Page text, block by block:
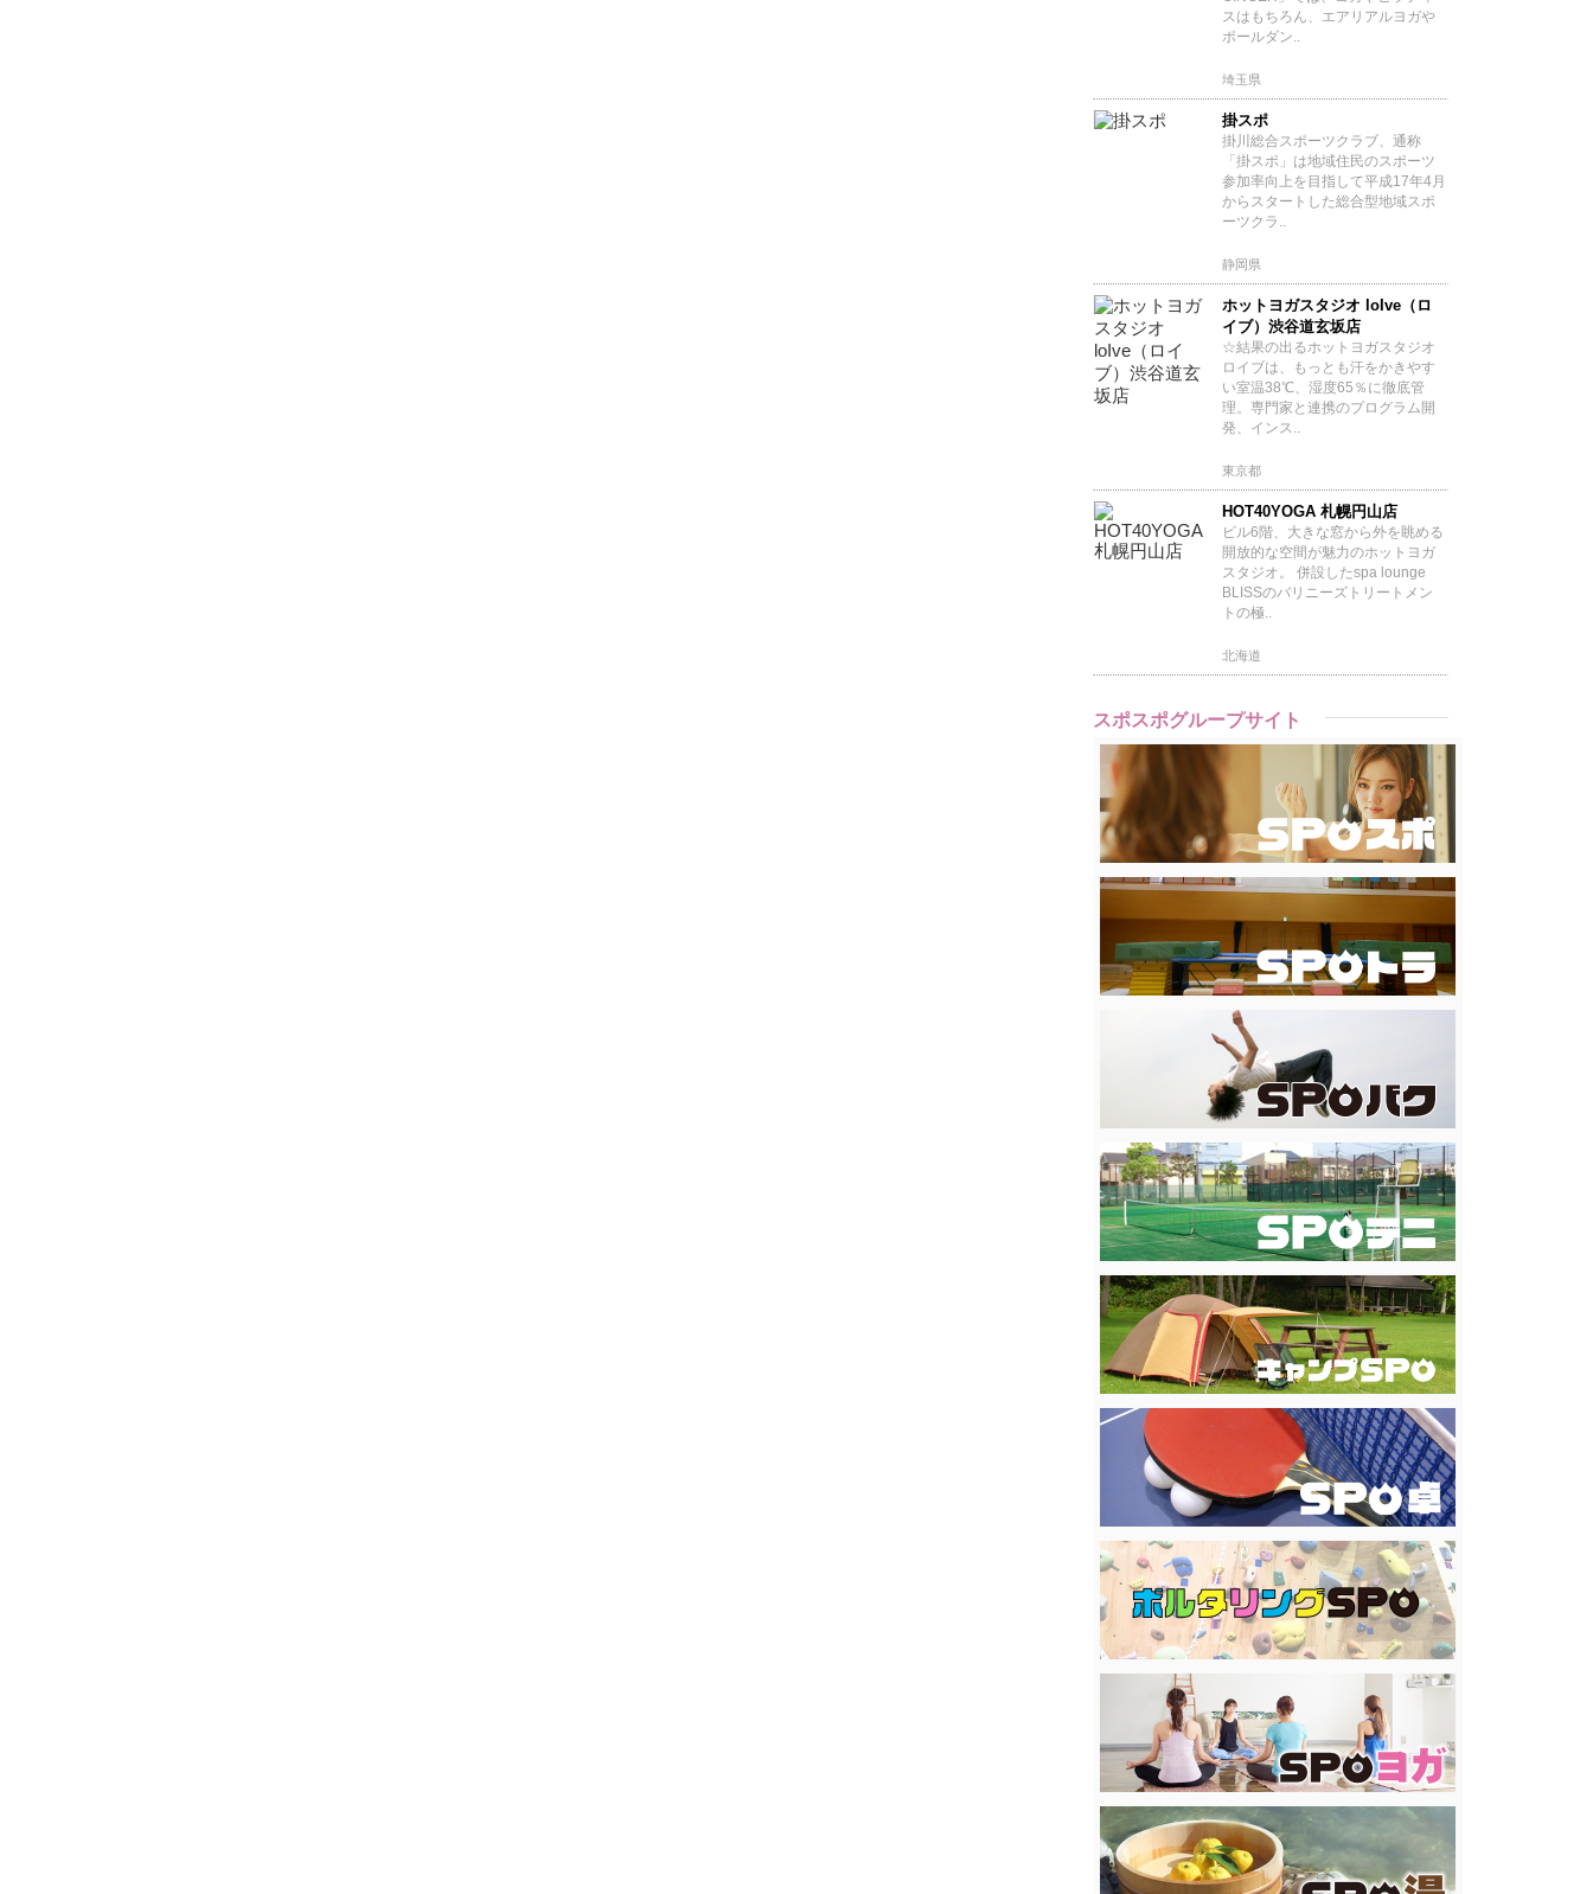
スはもちろん、エアリアルヨガや
ポールダン..
埼玉県
掛スポ
掛川総合スポーツクラブ、通称
「掛スポ」は地域住民のスポーツ
参加率向上を目指して平成17年4月
からスタートした総合型地域スポ
ーツクラ..
静岡県
ホットヨガスタジオ loIve（ロ
イブ）渋谷道玄坂店
☆結果の出るホットヨガスタジオ
ロイブは、もっとも汗をかきやす
い室温38℃、湿度65％に徹底管
理。専門家と連携のプログラム開
発、インス..
東京都
HOT40YOGA 札幌円山店
ビル6階、大きな窓から外を眺める
開放的な空間が魅力のホットヨガ
スタジオ。 併設したspa lounge
BLISSのバリニーズトリートメン
トの極..
北海道
スポスポグループサイト